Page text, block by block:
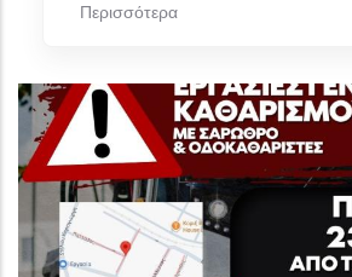
Περισσότερα